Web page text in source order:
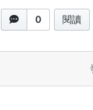
0 閱讀